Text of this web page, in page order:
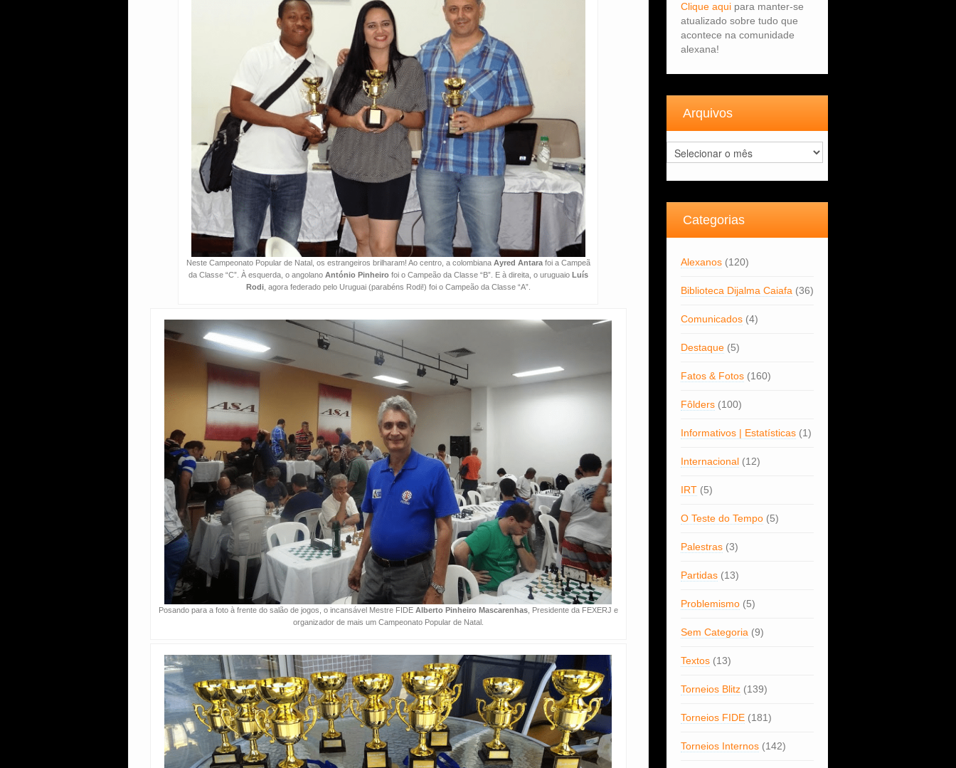
Neste Campeonato Popular de Natal, os estrangeiros brilharam! Ao centro, a colombiana Ayred Antarafoi a Campeã
da Classe “C”. À esquerda, o angolano António Pinheirofoi o Campeão da Classe “B”. E à direita, o uruguaio Luís
Rodi, agora federado pelo Uruguai (parabéns Rodi!) foi o Campeão da Classe “A”.
Posando para a foto à frente do salão de jogos, o incansável Mestre FIDE Alberto Pinheiro Mascarenhas, Presidente da FEXERJ e
organizador de mais um Campeonato Popular de Natal.
Clique aquipara manter-se
atualizado sobre tudo que
acontece na comunidade
alexana!
Arquivos
Arquivos
Categorias
Alexanos(120)
Biblioteca Dijalma Caiafa(36)
Comunicados(4)
Destaque(5)
Fatos & Fotos(160)
Fôlders(100)
Informativos | Estatísticas(1)
Internacional(12)
IRT(5)
O Teste do Tempo(5)
Palestras(3)
Partidas(13)
Problemismo(5)
Sem Categoria(9)
Textos(13)
Torneios Blitz(139)
Torneios FIDE(181)
Torneios Internos(142)